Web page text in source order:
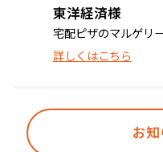
東洋経済様
宅配ピザのマルゲリ
詳しくはこちら
お